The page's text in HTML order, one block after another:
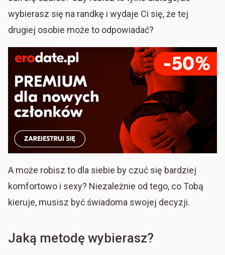
wybierasz się na randkę i wydaje Ci się, że tej
drugiej osobie może to odpowiadać?
A może robisz to dla siebie by czuć się bardziej
komfortowo i sexy? Niezależnie od tego, co Tobą
kieruje, musisz być świadoma swojej decyzji.
Jaką metodę wybierasz?